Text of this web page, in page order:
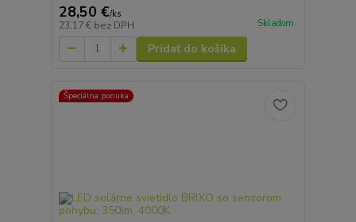
28,50 €/ks
23,17 € bez DPH Skladom
Pridať do košíka
Špeciálna ponuka